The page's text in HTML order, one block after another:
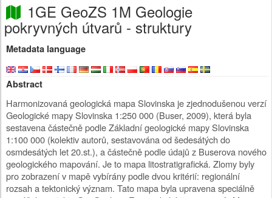
1GE GeoZS 1M Geologie
pokryvných útvarů - struktury
Metadata language
Abstract
Harmonizovaná geologická mapa Slovinska je zjednodušenou verzí
Geologické mapy Slovinska 1:250 000 (Buser, 2009), která byla
sestavena částečně podle Základní geologické mapy Slovinska
1:100 000 (kolektiv autorů, sestavována od šedesátých do
osmdesátých let 20.st.), a částečně podle údajů z Buserova nového
geologického mapování. Je to mapa litostratigrafická. Zlomy byly
pro zobrazení v mapě vybírány podle dvou kritérií: regionální
rozsah a tektonický význam. Tato mapa byla upravena speciálně